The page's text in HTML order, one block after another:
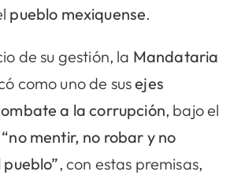
pueblo mexiquense.
de su gestión, la Mandataria
como uno de susejes
a la corrupción, bajo el
“no mentir, no robar y no
, con estas premisas,